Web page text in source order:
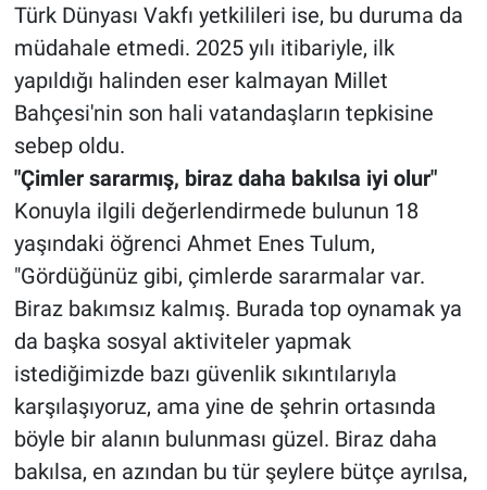
Türk Dünyası Vakfı yetkilileri ise, bu duruma da
müdahale etmedi. 2025 yılı itibariyle, ilk
yapıldığı halinden eser kalmayan Millet
Bahçesi'nin son hali vatandaşların tepkisine
sebep oldu.
"Çimler sararmış, biraz daha bakılsa iyi olur"
Konuyla ilgili değerlendirmede bulunun 18
yaşındaki öğrenci Ahmet Enes Tulum,
"Gördüğünüz gibi, çimlerde sararmalar var.
Biraz bakımsız kalmış. Burada top oynamak ya
da başka sosyal aktiviteler yapmak
istediğimizde bazı güvenlik sıkıntılarıyla
karşılaşıyoruz, ama yine de şehrin ortasında
böyle bir alanın bulunması güzel. Biraz daha
bakılsa, en azından bu tür şeylere bütçe ayrılsa,